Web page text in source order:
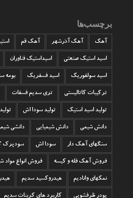
برچسب‌ها
آهک آهک آذرشهر آهک قم
اسید استیک صنعتی اسیداستیک فناوران
اسید سولفوریک اسید فسفریک بومه
ترکیبات کاتالیستی تری سدیم فسفات
تولید اسید استیک تولید سودا اش
دانش شیمی دانش شیمیایی دانشی
سنگهای آهک دار سودا اش سودپرک
فروش آهک فله و کیسه فروش انواع مواد
نمکهای وانادیم هیدروکسید سدیم
پودر ظرفشویی کاربرد های کربنات سدیم